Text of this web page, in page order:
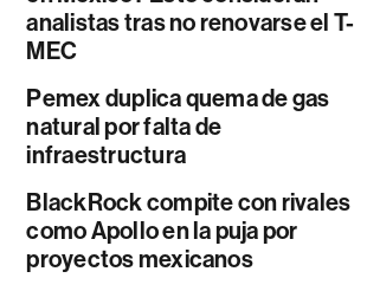
analistas tras no renovarse el T-
MEC
Pemex duplica quema de gas
natural por falta de
infraestructura
BlackRock compite con rivales
como Apollo en la puja por
proyectos mexicanos